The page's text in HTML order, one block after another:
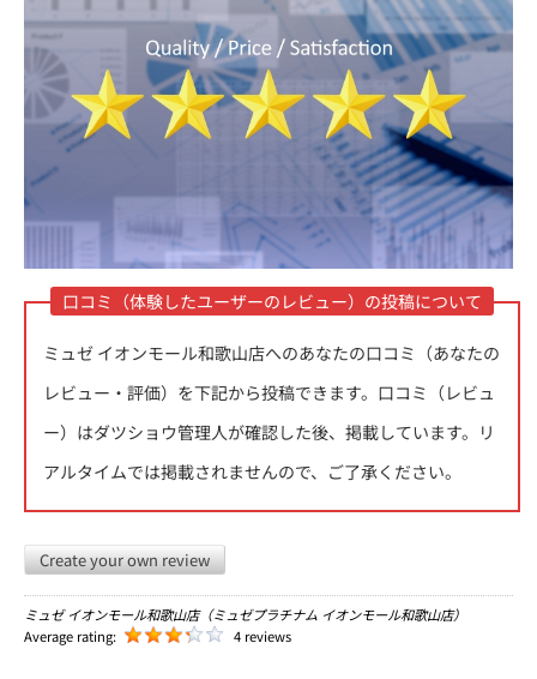
口コミ（体験したユーザーのレビュー）の投稿について
ミュゼ イオンモール和歌山店へのあなたの口コミ（あなたの
レビュー・評価）を下記から投稿できます。口コミ（レビュ
ー）はダツショウ管理人が確認した後、掲載しています。 リ
アルタイムでは掲載されませんので、ご了承ください。
Create your own review
ミュゼ イオンモール和歌山店（ミュゼプラチナム イオンモール和歌山店）
Average rating:
4 reviews